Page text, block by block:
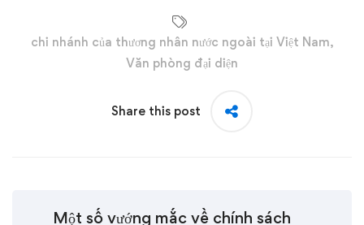
chi nhánh của thương nhân nước ngoài tại Việt Nam,
Văn phòng đại diện
Share this post
Một số vướng mắc về chính sách